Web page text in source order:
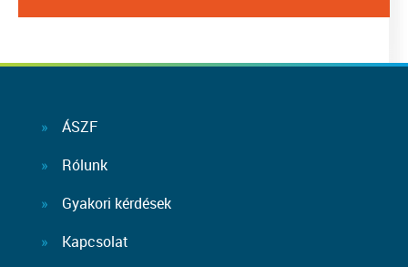
ÁSZF
Rólunk
Gyakori kérdések
Kapcsolat